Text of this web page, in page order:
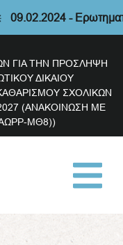
-
ΓΙΑ ΤΗΝ ΠΡΟΣΛΗΨΗ
ΔΙΚΑΙΟΥ
ΣΧΟΛΙΚΩΝ
(ΑΝΑΚΟΙΝΩΣΗ ΜΕ
ΜΘ8))